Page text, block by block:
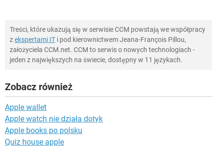
Treści, które ukazują się w serwisie CCM powstają we współpracy
zekspertami IT i pod kierownictwem Jeana-François Pillou,
założyciela CCM.net. CCM to serwis o nowych technologiach -
jeden z największych na świecie, dostępny w 11 językach.
Zobacz również
Apple wallet
Apple watch nie działa dotyk
Apple books po polsku
Quiz house apple